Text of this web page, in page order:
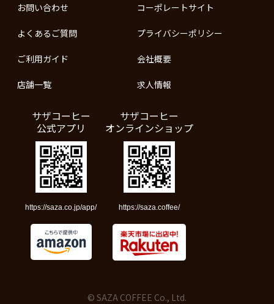
お問い合わせ
よくあるご質問
ご利用ガイド
店舗一覧
コーポレートサイト
プライバシーポリシー
会社概要
求人情報
サザコーヒー
公式アプリ
https://saza.co.jp/app/
サザコーヒー
オンラインショップ
https://saza.coffee/
© SAZA COFFEE Co., Ltd.